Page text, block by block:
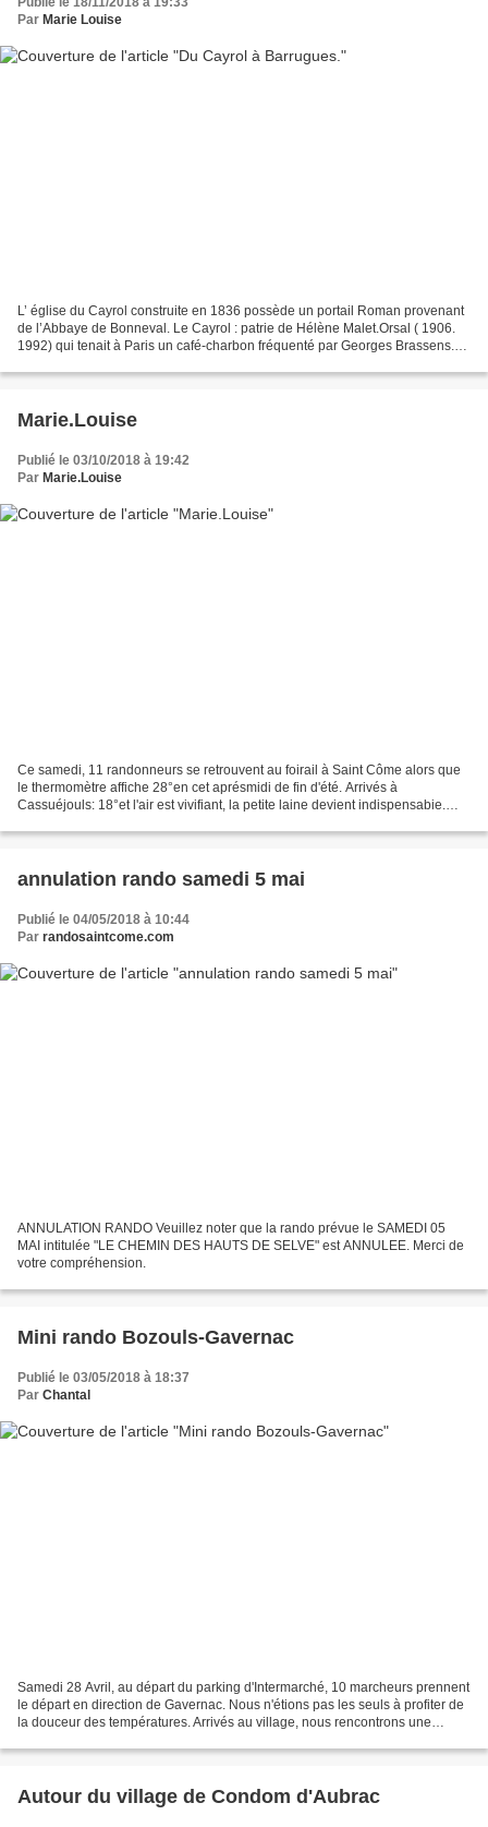
Par Marie Louise
L’ église du Cayrol construite en 1836 possède un portail Roman provenant
de l’Abbaye de Bonneval. Le Cayrol : patrie de Hélène Malet.Orsal ( 1906.
1992) qui tenait à Paris un café-charbon fréquenté par Georges Brassens.
Marie.Louise
Publié le 03/10/2018 à 19:42
Par Marie.Louise
Ce samedi, 11 randonneurs se retrouvent au foirail à Saint Côme alors que
le thermomètre affiche 28°en cet aprésmidi de fin d'été. Arrivés à
Cassuéjouls: 18°et l'air est vivifiant, la petite laine devient indispensabie.
annulation rando samedi 5 mai
Publié le 04/05/2018 à 10:44
Par randosaintcome.com
ANNULATION RANDO Veuillez noter que la rando prévue le SAMEDI 05
MAI intitulée "LE CHEMIN DES HAUTS DE SELVE" est ANNULEE. Merci de
votre compréhension.
Mini rando Bozouls-Gavernac
Publié le 03/05/2018 à 18:37
Par Chantal
Samedi 28 Avril, au départ du parking d'Intermarché, 10 marcheurs prennent
le départ en direction de Gavernac. Nous n'étions pas les seuls à profiter de
la douceur des températures. Arrivés au village, nous rencontrons une
Autour du village de Condom d'Aubrac